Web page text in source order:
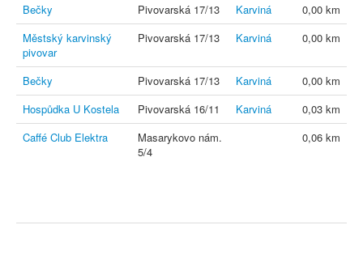
Bečky
Pivovarská 17/13 Karviná
0,00 km
Městský karvinský
pivovar
Pivovarská 17/13 Karviná 0,00 km
Bečky Pivovarská 17/13 Karviná
0,00 km
Hospůdka U Kostela
Pivovarská 16/11 Karviná
0,03 km
Caffé Club Elektra
Masarykovo nám.
5/4
0,06 km